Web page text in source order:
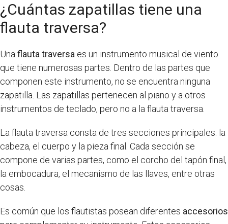
¿Cuántas zapatillas tiene una
flauta traversa?
Una flauta traversa es un instrumento musical de viento
que tiene numerosas partes. Dentro de las partes que
componen este instrumento, no se encuentra ninguna
zapatilla. Las zapatillas pertenecen al piano y a otros
instrumentos de teclado, pero no a la flauta traversa.
La flauta traversa consta de tres secciones principales: la
cabeza, el cuerpo y la pieza final. Cada sección se
compone de varias partes, como el corcho del tapón final,
la embocadura, el mecanismo de las llaves, entre otras
cosas.
Es común que los flautistas posean diferentes accesorios